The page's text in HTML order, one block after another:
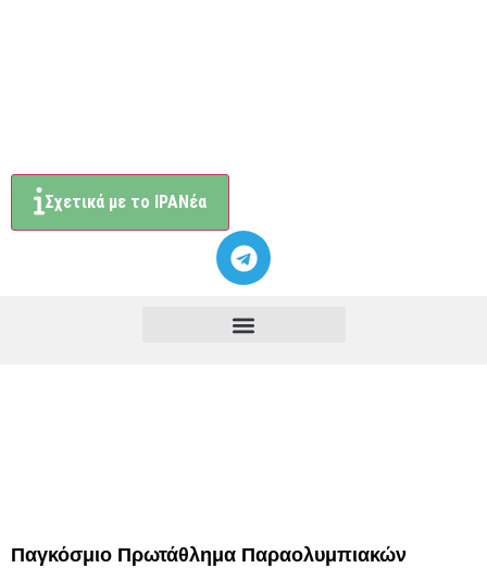
Σχετικά με το ΙΡΑΝέα
Παγκόσμιο Πρωτάθλημα Παραολυμπιακών